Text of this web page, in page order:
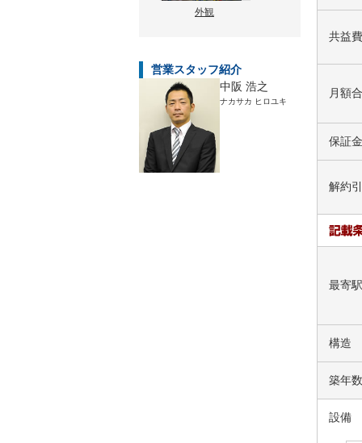
外観
営業スタッフ紹介
中阪 浩之
ナカサカ ヒロユキ
共益費
月額
保証金
解約引
最寄駅
構造
築年数
設備